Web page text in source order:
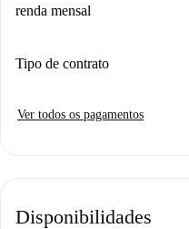
renda mensal
Tipo de contrato
Ver todos os pagamentos
Disponibilidades